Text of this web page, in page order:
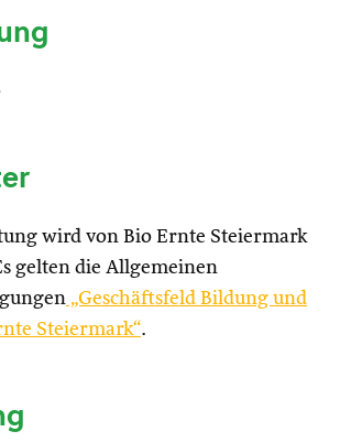
wird von Bio Ernte Steiermark
gelten die Allgemeinen
„Geschäftsfeld Bildung und
Steiermark“.